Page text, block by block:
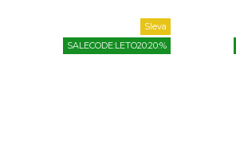
Sleva
SALECODE:LETO20:20:%